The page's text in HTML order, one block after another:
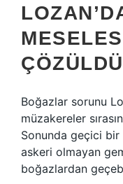
Boğazlar sorunu
müzakereler
Sonunda geçici
askeri olmayan
boğazlardan